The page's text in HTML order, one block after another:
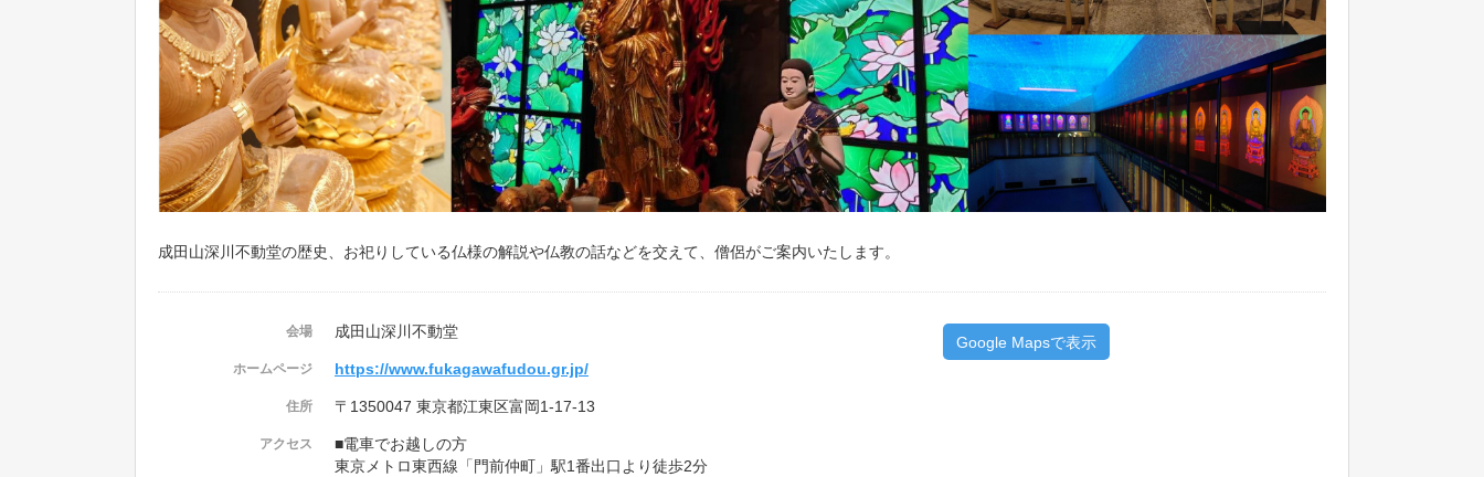
成田山深川不動堂の歴史、お祀りしている仏様の解説や仏教の話などを交えて、僧侶がご案内いたします。
会場 成田山深川不動堂
ホームページ https://www.fukagawafudou.gr.jp/
住所 〒1350047 東京都江東区富岡1-17-13
アクセス
■電車でお越しの方
東京メトロ東西線「門前仲町」駅1番出口より徒歩2分
Google Mapsで表示